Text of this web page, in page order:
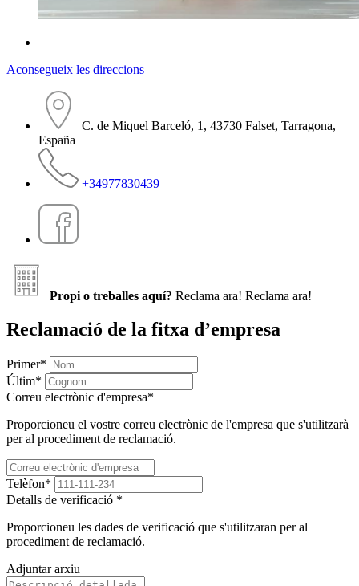
Aconsegueix les direccions
C. de Miquel Barceló, 1, 43730 Falset, Tarragona,
España
+34977830439
Propi o treballes aquí? Reclama ara! Reclama ara!
Reclamació de la fitxa d’empresa
Primer*
Últim*
Correu electrònic d'empresa*
Proporcioneu el vostre correu electrònic de l'empresa que s'utilitzarà
per al procediment de reclamació.
Telèfon*
Detalls de verificació *
Proporcioneu les dades de verificació que s'utilitzaran per al
procediment de reclamació.
Adjuntar arxiu